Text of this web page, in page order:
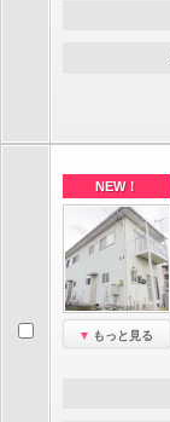
NEW！
もっと見る